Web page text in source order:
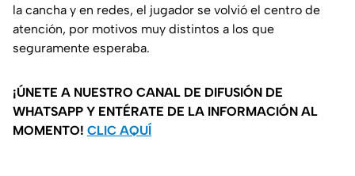
la cancha y en redes, el jugador se volvió el centro de
atención, por motivos muy distintos a los que
seguramente esperaba.
¡ÚNETE A NUESTRO CANAL DE DIFUSIÓN DE
WHATSAPP Y ENTÉRATE DE LA INFORMACIÓN AL
MOMENTO! CLIC AQUÍ